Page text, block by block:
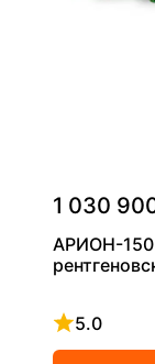
1 030
АРИОН-150
5.0
Рейтинг 5